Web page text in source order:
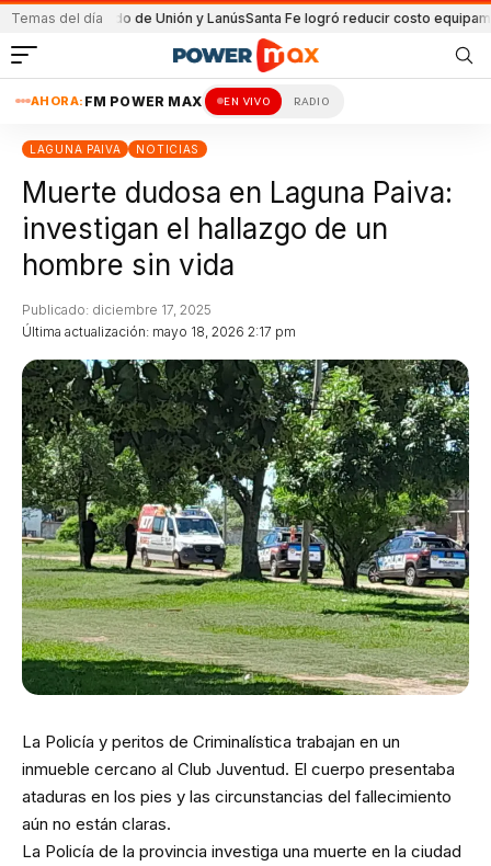
Temas del día
el partido de Unión y LanúsSanta Fe logró reducir costo equipamiento
AHORA: FM POWER MAX EN VIVO RADIO
LAGUNA PAIVA NOTICIAS
Muerte dudosa en Laguna Paiva:
investigan el hallazgo de un
hombre sin vida
Última actualización: mayo 18, 2026 2:17 pm
Publicado: diciembre 17, 2025
La Policía y peritos de Criminalística trabajan en un
inmueble cercano al Club Juventud. El cuerpo presentaba
ataduras en los pies y las circunstancias del fallecimiento
aún no están claras.
La Policía de la provincia investiga una muerte en la ciudad